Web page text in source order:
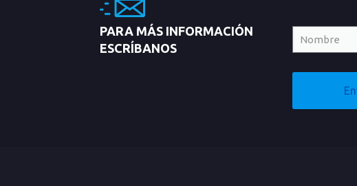
PARA MÁS INFORMACIÓN
ESCRÍBANOS